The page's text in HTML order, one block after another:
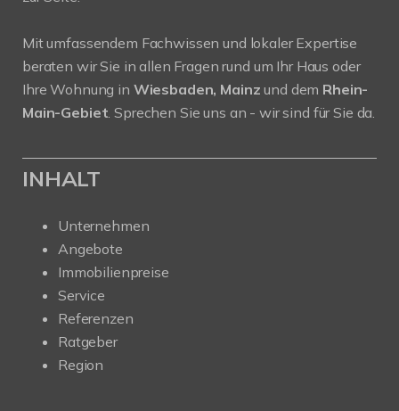
Mit umfassendem Fachwissen und lokaler Expertise
beraten wir Sie in allen Fragen rund um Ihr Haus oder
Ihre Wohnung in Wiesbaden, Mainzund dem Rhein-
Main-Gebiet. Sprechen Sie uns an - wir sind für Sie da.
INHALT
Unternehmen
Angebote
Immobilienpreise
Service
Referenzen
Ratgeber
Region